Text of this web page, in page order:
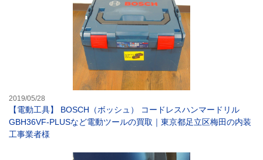
2019/05/28
【電動工具】 BOSCH（ボッシュ） コードレスハンマードリル
GBH36VF-PLUSなど電動ツールの買取｜東京都足立区梅田の内装
工事業者様